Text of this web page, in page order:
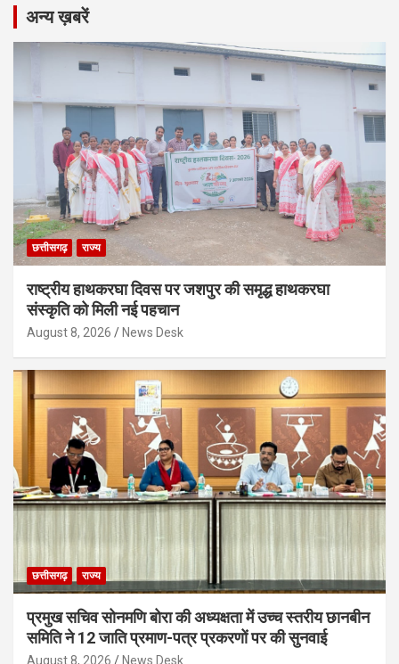
अन्य ख़बरें
छत्तीसगढ़ राज्य
राष्ट्रीय हाथकरघा दिवस पर जशपुर की समृद्ध हाथकरघा
संस्कृति को मिली नई पहचान
August 8, 2026 News Desk
छत्तीसगढ़ राज्य
प्रमुख सचिव सोनमणि बोरा की अध्यक्षता में उच्च स्तरीय छानबीन
समिति ने 12 जाति प्रमाण-पत्र प्रकरणों पर की सुनवाई
August 8, 2026 News Desk